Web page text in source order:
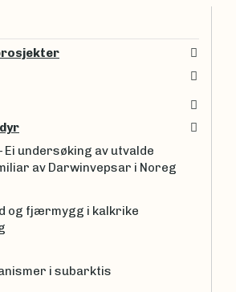
Ei undersøking av utvalde
av Darwinvepsar i Noreg
og fjærmygg i kalkrike
i subarktis